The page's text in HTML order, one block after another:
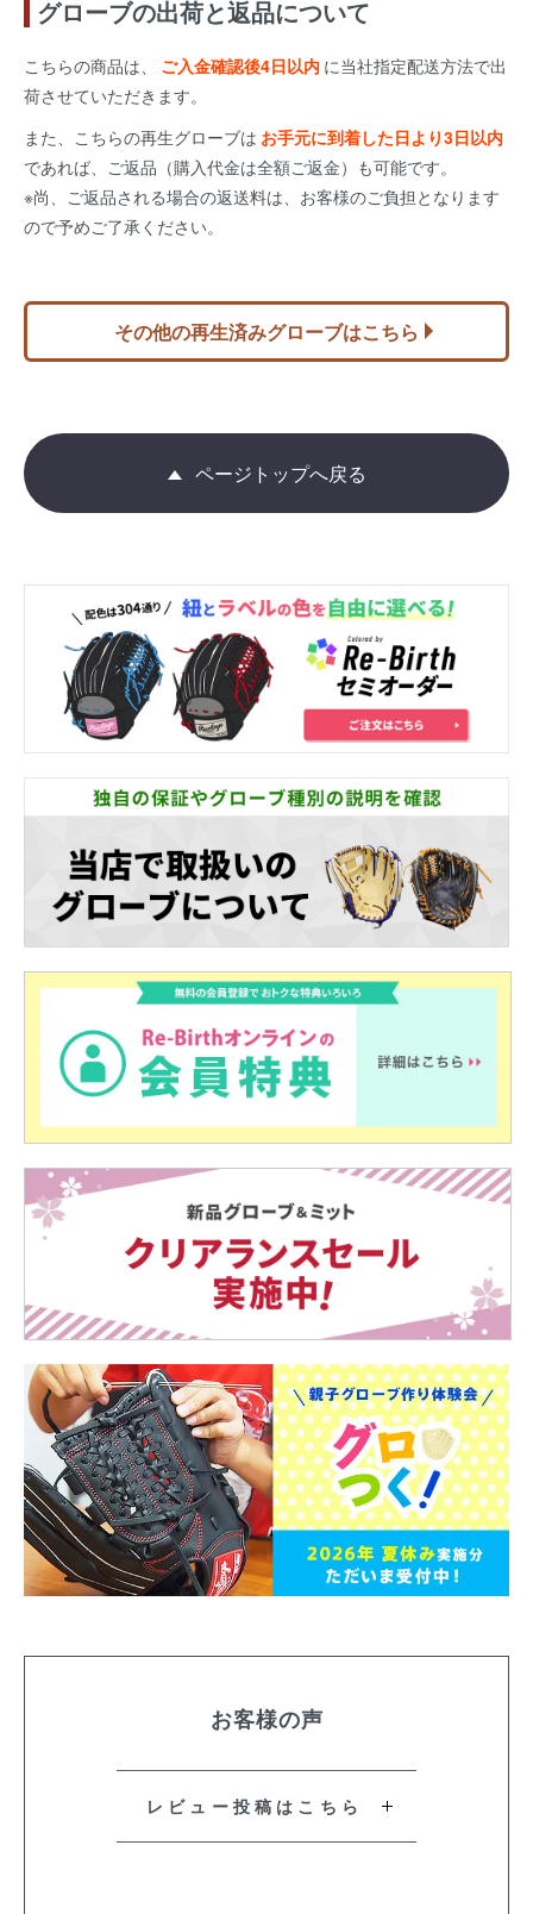
グローブの出荷と返品について
こちらの商品は、 ご入金確認後4日以内 に当社指定配送方法で出
荷させていただきます。
また、こちらの再生グローブは お手元に到着した日より3日以内
であれば、ご返品（購入代金は全額ご返金）も可能です。
※尚、ご返品される場合の返送料は、お客様のご負担となります
ので予めご了承ください。
その他の再生済みグローブはこちら
ページトップへ戻る
お客様の声
レビュー投稿はこちら